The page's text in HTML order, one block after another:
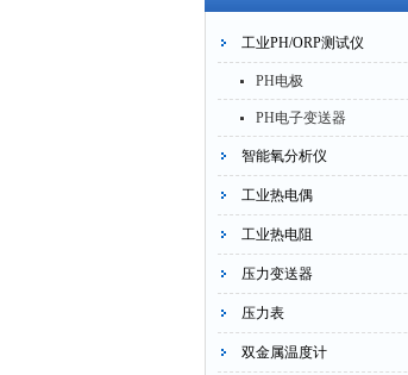
工业PH/ORP测试仪
PH电极
PH电子变送器
智能氧分析仪
工业热电偶
工业热电阻
压力变送器
压力表
双金属温度计